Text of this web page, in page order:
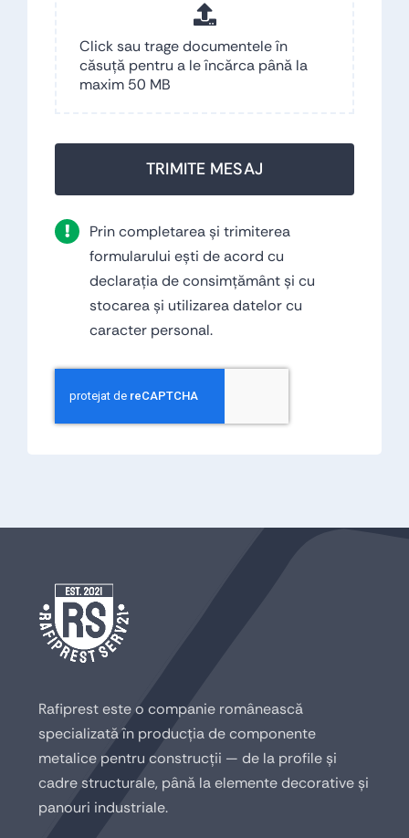
Click sau trage documentele în
căsuță pentru a le încărca până la
maxim 50 MB
TRIMITE MESAJ
Prin completarea și trimiterea
formularului ești de acord cu
declarația de consimțământ și cu
stocarea și utilizarea datelor cu
caracter personal.
Rafiprest este o companie românească
specializată în producția de componente
metalice pentru construcții — de la profile și
cadre structurale, până la elemente decorative și
panouri industriale.